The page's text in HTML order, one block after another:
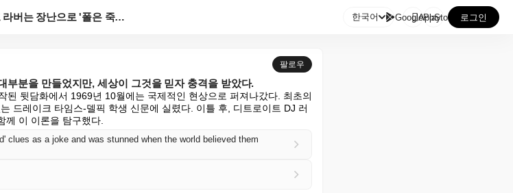
프레드 라버는 장난으로 '폴은 죽었다'는 단서 대부분을... 한국어 GooglePlay
AppStore 로그인
팔로우
부분을 만들었지만, 세상이 그것을 믿자 충격을 받았다.
된 뒷담화에서 1969년 10월에는 국제적인 현상으로 퍼져나갔다. 최초의
드레이크 타임스-델픽 학생 신문에 실렸다. 이틀 후, 디트로이트 DJ 러
께 이 이론을 탐구했다.
clues as a joke and was stunned when the world believed them